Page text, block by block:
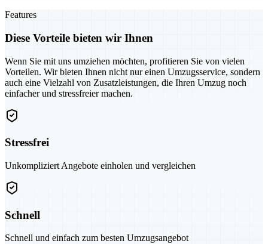
Features
Diese Vorteile bieten wir Ihnen
Wenn Sie mit uns umziehen möchten, profitieren Sie von vielen
Vorteilen. Wir bieten Ihnen nicht nur einen Umzugsservice, sondern
auch eine Vielzahl von Zusatzleistungen, die Ihren Umzug noch
einfacher und stressfreier machen.
Stressfrei
Unkompliziert Angebote einholen und vergleichen
Schnell
Schnell und einfach zum besten Umzugsangebot